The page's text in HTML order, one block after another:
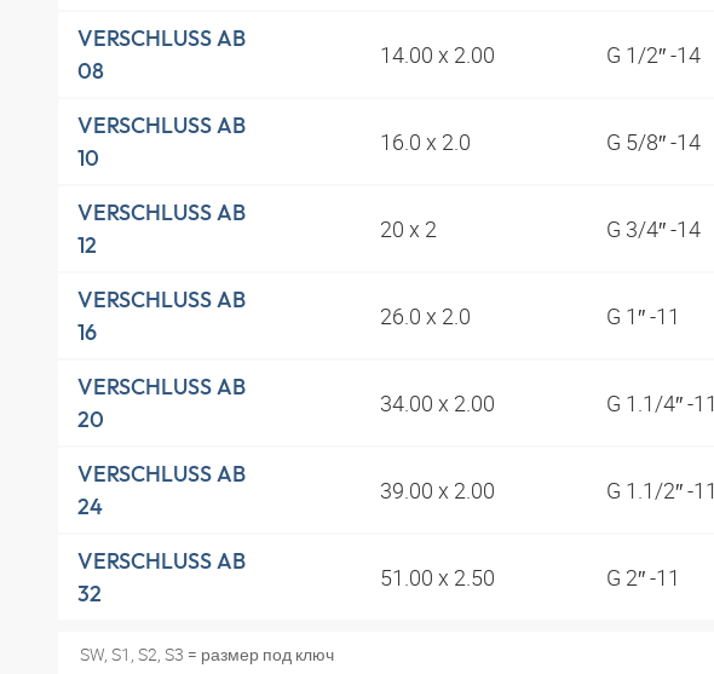
VERSCHLUSS AB
08
14.00 x 2.00 G 1/2″ -14
VERSCHLUSS AB
10
16.0 x 2.0 G 5/8″ -14
VERSCHLUSS AB
12
20 x 2 G 3/4″ -14
VERSCHLUSS AB
16
26.0 x 2.0 G 1″ -11
VERSCHLUSS AB
20
34.00 x 2.00 G 1.1/4″ -11
VERSCHLUSS AB
24
39.00 x 2.00 G 1.1/2″ -11
VERSCHLUSS AB
32
51.00 x 2.50 G 2″ -11
SW, S1, S2, S3 = размер под ключ